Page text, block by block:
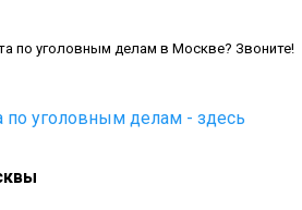
по уголовным делам в Москве? Звоните!
по уголовным делам - здесь